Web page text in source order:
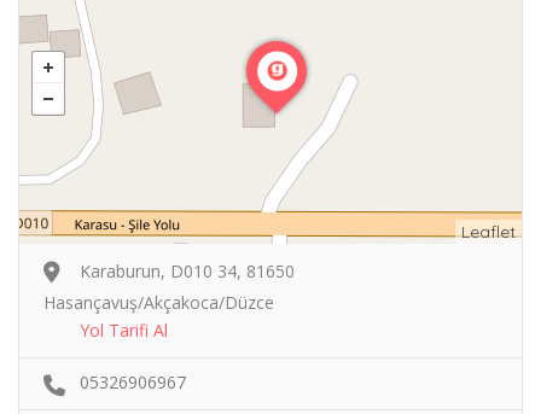
Leaflet
Karaburun, D010 34, 81650
Hasançavuş/Akçakoca/Düzce
Yol Tarifi Al
05326906967